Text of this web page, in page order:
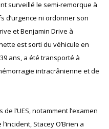
surveillé le semi-remorque à
d’urgence ni ordonner son
et Benjamin Drive à
est sorti du véhicule en
ans, a été transporté à
intracrânienne et de
l’UES, notamment l’examen
Stacey O’Brien a